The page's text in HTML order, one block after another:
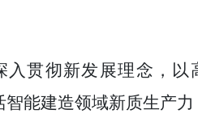
入贯彻新发展理念，
能建造领域新质生产力